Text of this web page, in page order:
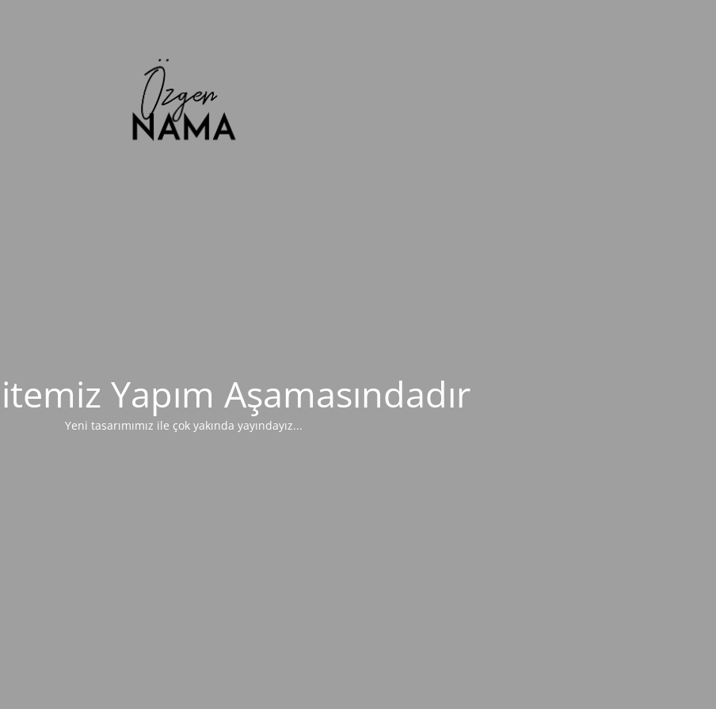
Yapım Aşamasındadır
Yeni tasarımımız ile çok yakında yayındayız...